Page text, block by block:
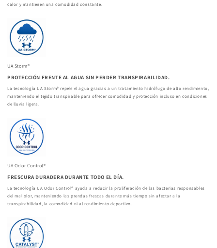
calor y mantienen una comodidad constante.
UA Storm®
PROTECCIÓN FRENTE AL AGUA SIN PERDER TRANSPIRABILIDAD.
La tecnología UA Storm® repele el agua gracias a un tratamiento hidrófugo de alto rendimiento,
manteniendo el tejido transpirable para ofrecer comodidad y protección incluso en condiciones
de lluvia ligera.
UA Odor Control®
FRESCURA DURADERA DURANTE TODO EL DÍA.
La tecnología UA Odor Control® ayuda a reducir la proliferación de las bacterias responsables
del mal olor, manteniendo las prendas frescas durante más tiempo sin afectar a la
transpirabilidad, la comodidad ni al rendimiento deportivo.